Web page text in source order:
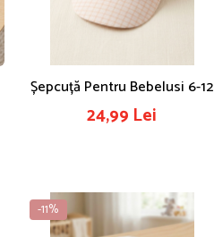
Șepcuță Pentru Bebelusi 6-12
Luni, Cu Urechiuse Jucause Si
24,99 Lei
-11%